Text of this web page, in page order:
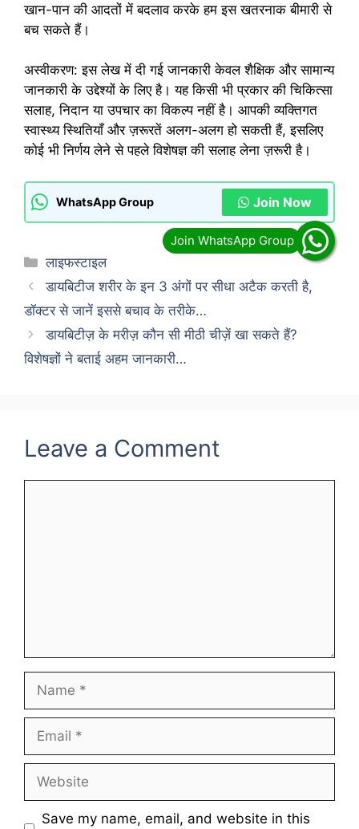
खान-पान की आदतों में बदलाव करके हम इस खतरनाक बीमारी से
बच सकते हैं।
अस्वीकरण: इस लेख में दी गई जानकारी केवल शैक्षिक और सामान्य
जानकारी के उद्देश्यों के लिए है। यह किसी भी प्रकार की चिकित्सा
सलाह, निदान या उपचार का विकल्प नहीं है। आपकी व्यक्तिगत
स्वास्थ्य स्थितियाँ और ज़रूरतें अलग-अलग हो सकती हैं, इसलिए
कोई भी निर्णय लेने से पहले विशेषज्ञ की सलाह लेना ज़रूरी है।
WhatsApp Group Join Now
Categories
लाइफस्टाइल
डायबिटीज शरीर के इन 3 अंगों पर सीधा अटैक करती है,
डॉक्टर से जानें इससे बचाव के तरीके…
डायबिटीज़ के मरीज़ कौन सी मीठी चीज़ें खा सकते हैं?
विशेषज्ञों ने बताई अहम जानकारी…
Leave a Comment
Save my name, email, and website in this